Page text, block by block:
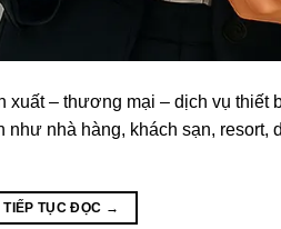
xuất – thương mại – dịch vụ thiết
nhà hàng, khách sạn, resort,
TIẾP TỤC ĐỌC →